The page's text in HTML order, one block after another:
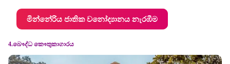
මින්නේරිය ජාතික වනෝද්‍යානය නැරඹීම
4.බෞද්ධ කෞතුකාගාරය